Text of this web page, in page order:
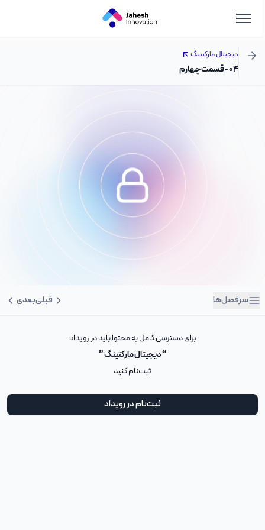
دیجیتال مارکتینگ
۰۴ - قسمت چهارم
سرفصل‌ها قبلیبعدی
برای دسترسی کامل به محتوا باید در رویداد
“ دیجیتال مارکتینگ ”
ثبت‌نام کنید
ثبت‌نام در رویداد